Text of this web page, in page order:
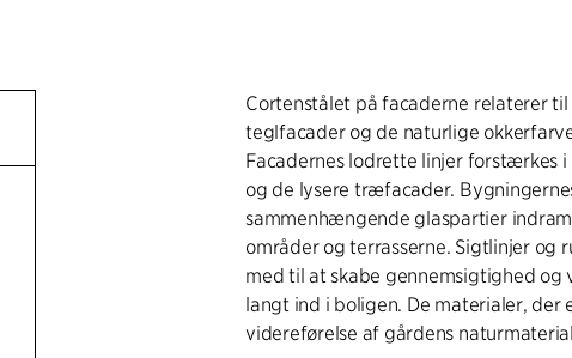
Cortenstålet på facaderne relaterer
teglfacader og de naturlige
Facadernes lodrette linjer forstærkes
og de lysere træfacader.
sammenhængende glaspartier
områder og terrasserne. Sigtlinjer og
med til at skabe gennemsigtighed og
langt ind i boligen. De materialer, der
videreførelse af gårdens